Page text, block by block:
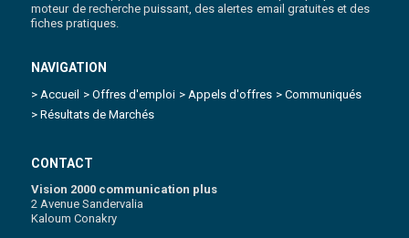
moteur de recherche puissant, des alertes email gratuites et des
fiches pratiques.
NAVIGATION
> Accueil > Offres d'emploi > Appels d'offres > Communiqués
> Résultats de Marchés
CONTACT
Vision 2000 communication plus
2 Avenue Sandervalia
Kaloum Conakry